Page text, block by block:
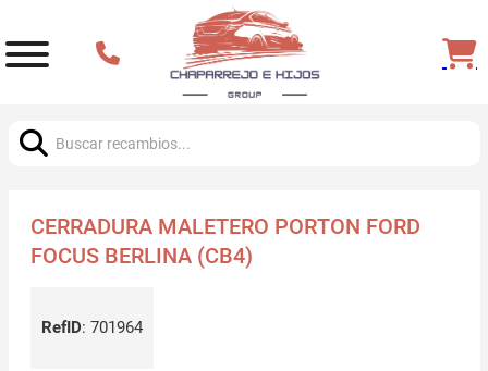
CERRADURA MALETERO PORTON FORD
FOCUS BERLINA (CB4)
RefID: 701964